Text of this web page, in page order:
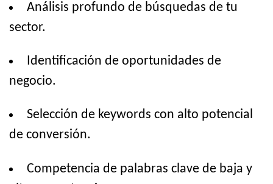
Análisis profundo de búsquedas de tu
sector.
Identificación de oportunidades de
negocio.
Selección de keywords con alto potencial
de conversión.
Competencia de palabras clave de baja y